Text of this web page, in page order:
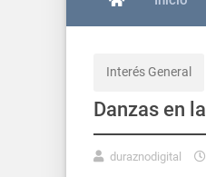
Interés General
Danzas en
duraznodigital